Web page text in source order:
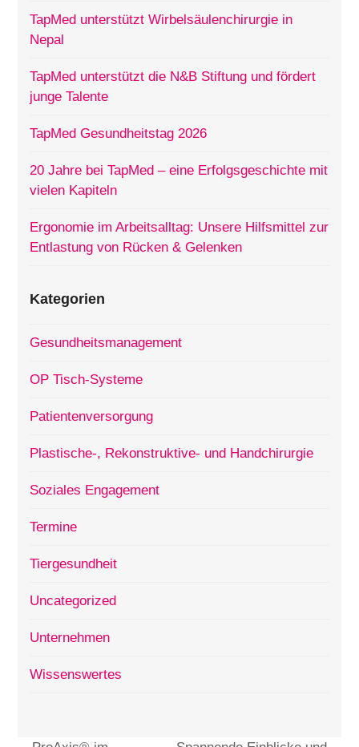
TapMed unterstützt Wirbelsäulenchirurgie in
Nepal
TapMed unterstützt die N&B Stiftung und fördert
junge Talente
TapMed Gesundheitstag 2026
20 Jahre bei TapMed – eine Erfolgsgeschichte mit
vielen Kapiteln
Ergonomie im Arbeitsalltag: Unsere Hilfsmittel zur
Entlastung von Rücken & Gelenken
Kategorien
Gesundheitsmanagement
OP Tisch-Systeme
Patientenversorgung
Plastische-, Rekonstruktive- und Handchirurgie
Soziales Engagement
Termine
Tiergesundheit
Uncategorized
Unternehmen
Wissenswertes